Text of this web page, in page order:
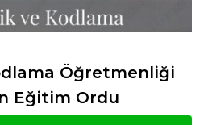
Öğretmenliği
Eğitim Ordu